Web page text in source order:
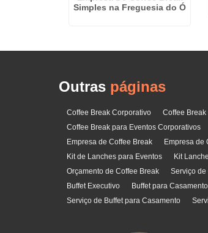
Simples na Freguesia do Ó
Outras páginas
Coffee Break Corporativo Coffee Break
Coffee Break para Eventos Corporativos
Empresa de Coffee Break
Empresa de
Kit de Lanches para Eventos
Kit
Orçamento de Coffee Break
Serviço de
Buffet Executivo
Buffet para Casamento
Serviço de Buffet para Casamento